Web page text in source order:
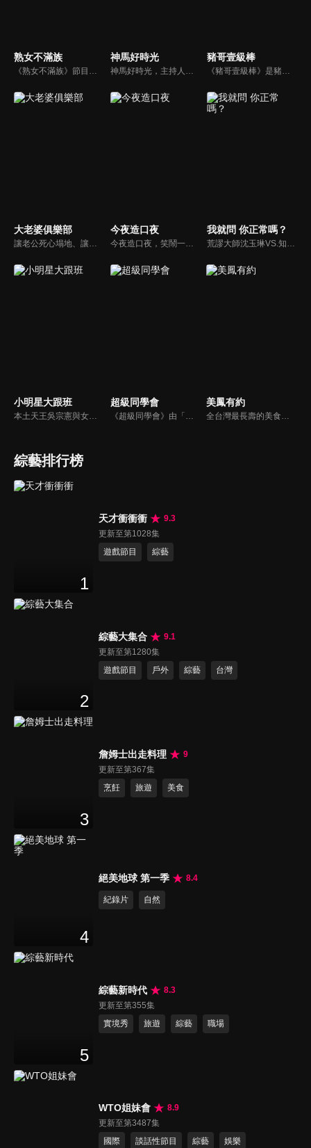
熟女不滿族
《熟女不滿族》節目主題均有關25-49歲的未婚女性，這些熟女們漂亮卻擔心嫁不出去，獨立卻希望有人疼，最怕寂寞，只能用工作填滿時間，她們是最矛盾最不滿足的一群人。
神馬好時光
神馬好時光，主持人為Lollipop-F的小煜、威廉以及蝴蝶姐姐。節目主打網路人氣正妹，每個神馬正妹各具特色和才藝，都會在節目中演出；節目除了會為觀眾介紹新奇的事物外，也會不定期介紹從未在電視上曝光的正妹，另外也將安排大牌藝人和神馬正妹即興演出，考驗她們的反應能力。
豬哥壹級棒
《豬哥壹級棒》是豬哥亮與苗可麗主持的大型綜藝節目，看秀場天王豬哥亮獨特的豬式詼諧，增添了真性情、真感動，來賓分享自身感人故事，節目笑中帶淚猶如一場真情三溫暖。
大老婆俱樂部
讓老公死心塌地、讓情場浪子甘心變成溫馴乖貓的女人們究竟有什麼驚人法寶？犀利又不失詼諧的訪談功力，加上爆炸性的辛辣話題，是您絕對不能錯過的節目。狄鶯、屈中恆聯手主持談話新節目《大老婆俱樂部》，辣媽狄鶯加上好好先生屈中恆，規劃每集都會邀請名人夫婦來討論現代婚姻的問題。
今夜造口夜
今夜造口夜，笑鬧一整夜。以網路自製嘲諷節目走紅、在網路擁有廣大支持群眾和影響力的主播「視網膜」，藉此一揉合綜藝與喜劇之談話性節目，帶觀眾以輕鬆之方式，瞭解時下最熱門、最能引起共鳴的社會議題、現象和人物。 多元的切入角度、最輕鬆易懂的議題剖析、言論尺度不設限！
我就問 你正常嗎？
荒謬大師沈玉琳VS.知性作家​​于美人，首次聯手主持！雙方展現犀利又幽默的獨特主持風格引爆辛辣話題！
小明星大跟班
本土天王吳宗憲與女兒吳姍儒（Sandy）搭檔主持，每集邀請來賓暢談演藝圈大小事，父女檔聯手笑果十足，老梗搭上新世代，最新組合強勢登場！
超級同學會
《超級同學會》由「佼佼」黃子佼、「阿亮」卜學亮領軍，召開一場場充滿歡笑、淚水、驚喜的同學會，對演藝圈如數家珍的兩位大學長，將號召綜藝王國、戲劇界以及音樂圈的同學們，為您獻上經典男團女團、動人金曲、好久不見的大牌巨星，還有勢必將再造另一股風潮的經典遊戲 !
美鳳有約
全台灣最長壽的美食節目《美鳯有約》魅力百分百！長達15年的播出時間，總是陪伴著許多婆婆媽媽們渡過一個輕鬆愉快的時光，精采內容您絕對不可錯過喔！
綜藝排行榜
1
天才衝衝衝
9.3
更新至第1028集
遊戲節目
綜藝
2
綜藝大集合
9.1
更新至第1280集
遊戲節目
戶外 綜藝 台灣
3
詹姆士出走料理
9
更新至第367集
烹飪
旅遊 美食
4
絕美地球 第一季 8.4
紀錄片 自然
5
綜藝新時代
8.3
更新至第355集
實境秀
旅遊 綜藝 職場
WTO姐妹會
8.9
更新至第3487集
國際
談話性節目 綜藝 娛樂